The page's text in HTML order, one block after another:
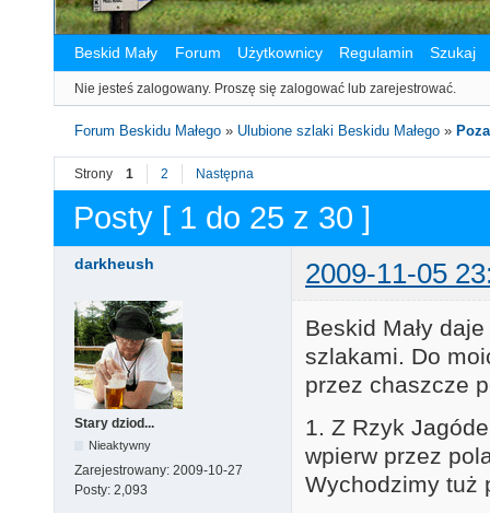
Beskid Mały Forum Użytkownicy Regulamin Szukaj
Nie jesteś zalogowany. Proszę się zalogować lub zarejestrować.
Forum Beskidu Małego » Ulubione szlaki Beskidu Małego »
Strony 1 2 Następna
Posty [ 1 do 25 z 30 ]
darkheush 2009-11-05
Stary dziod...
Nieaktywny
Zarejestrowany: 2009-10-27
Posty: 2,093
Beskid Mały
szlakami. Do
przez chaszcze
1. Z Rzyk
wpierw przez
Wychodzimy tuż